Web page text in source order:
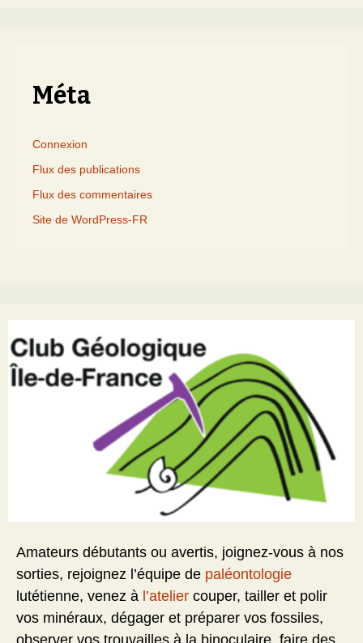
Méta
Connexion
Flux des publications
Flux des commentaires
Site de WordPress-FR
Amateurs débutants ou avertis, joignez-vous à nos
sorties, rejoignez l’équipe de paléontologie
lutétienne, venez à l’atelier couper, tailler et polir
vos minéraux, dégager et préparer vos fossiles,